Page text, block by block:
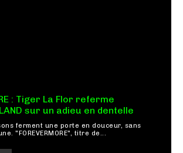
: Tiger La Flor referme
sur un adieu en dentelle
ferment une porte en douceur, sans
"FOREVERMORE", titre de...